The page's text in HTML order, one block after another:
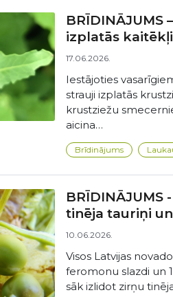
BRĪDINĀJUMS
izplatās kaitēkļi
17.06.2026.
Iestājoties
strauji izplatās
krustziežu
aicina…
Brīdinājums
tinēja tauriņi
10.06.2026.
Visos Latvijas
feromonu slazdi un
sāk izlidot zirņu